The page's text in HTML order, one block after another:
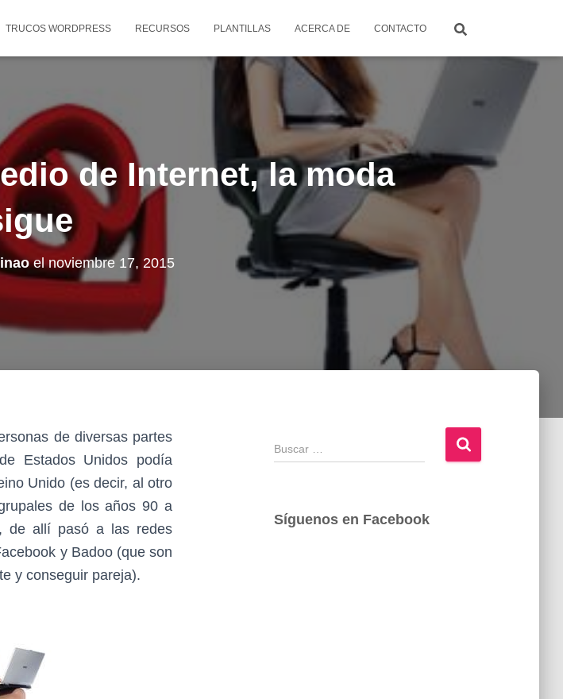
TRUCOS WORDPRESS RECURSOS PLANTILLAS ACERCA DE CONTACTO
de Internet, la moda
elnoviembre 17, 2015
de diversas partes
Estados Unidos podía
Unido (es decir, al otro
de los años 90 a
de allí pasó a las redes
y Badoo (que son
y conseguir pareja).
B
u
a
Síguenos en Facebook